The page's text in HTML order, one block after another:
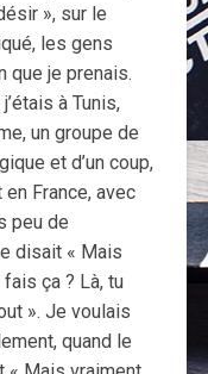
», sur le
les gens
que je prenais.
à Tunis,
un groupe de
et d’un coup,
France, avec
peu de
disait « Mais
ça ? Là, tu
». Je voulais
quand le